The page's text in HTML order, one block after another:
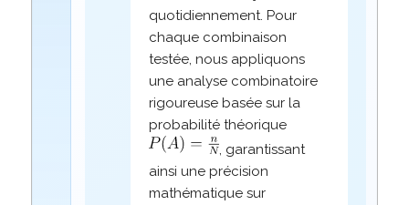
quotidiennement. Pour
chaque combinaison
testée, nous appliquons
une analyse combinatoire
rigoureuse basée sur la
probabilité théorique
, garantissant
ainsi une précision
mathématique sur